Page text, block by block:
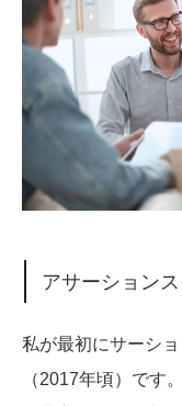
アサーション
私が最初にサーシ
（2017年頃）です